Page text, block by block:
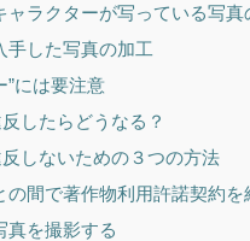
ラクターが写っている写真
した写真の加工
”には要注意
したらどうなる？
しないための３つの方法
の間で著作物利用許諾契約を
を撮影する